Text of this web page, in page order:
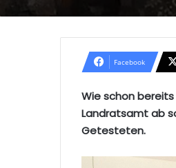
Facebook
Wie schon
Landratsamt ab
Getesteten.